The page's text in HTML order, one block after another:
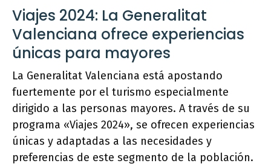
Viajes 2024: La Generalitat
Valenciana ofrece experiencias
únicas para mayores
La Generalitat Valenciana está apostando
fuertemente por el turismo especialmente
dirigido a las personas mayores. A través de su
programa «Viajes 2024», se ofrecen experiencias
únicas y adaptadas a las necesidades y
preferencias de este segmento de la población.